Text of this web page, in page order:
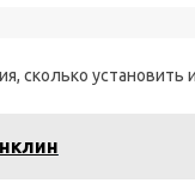
сколько установить